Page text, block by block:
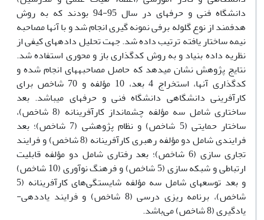
دانشگاه فنی و حرفه­ای در سال 95-94 بودند که به روش
هدفمند از نوع گلوله برفی نمونه گیری انجام شد و با آنها مصاحبه
نیمه ساختار یافته ترتیب داده شد. جهت تحلیل داده­های کیفی از
نظریه داده بنیاد و به روش کدگذاری باز و محوری استفاده شد.
نتایج پژوهش نشان می­دهد که حاصل مصاحبه­های انجام شده و
کدگذاری آنها، استخراج 4 بعد، 10 مؤلفه و 70 شاخص برای
کارآفرینی دانشگاهی دانشگاه فنی و حرفه­ای می­باشد. بعد
ساختاری شامل سه مؤلفه چشم­انداز کارآفرینانه (8 شاخص)،
ساختار حمایتی (5 شاخص) و نظام پژوهشی (7 شاخص)؛ بعد
فرایندی شامل دو مؤلفه رهبری کارآفرینانه (8 شاخص) و فرایند
تجاری سازی (6 شاخص)؛ بعد رفتاری شامل دو مؤلفه قابلیت
ارتباطی و شبکه سازی (5 شاخص) و فرهنگ نوآوری (10 شاخص)
و بعد توسعه­ای شامل سه مؤلفه شایستگی‌های کارآفرینانه (5
شاخص)، برنامه ریزی درسی (8 شاخص) و فرایند یاددهی-
یادگیری (8 شاخص) می‌باشد.